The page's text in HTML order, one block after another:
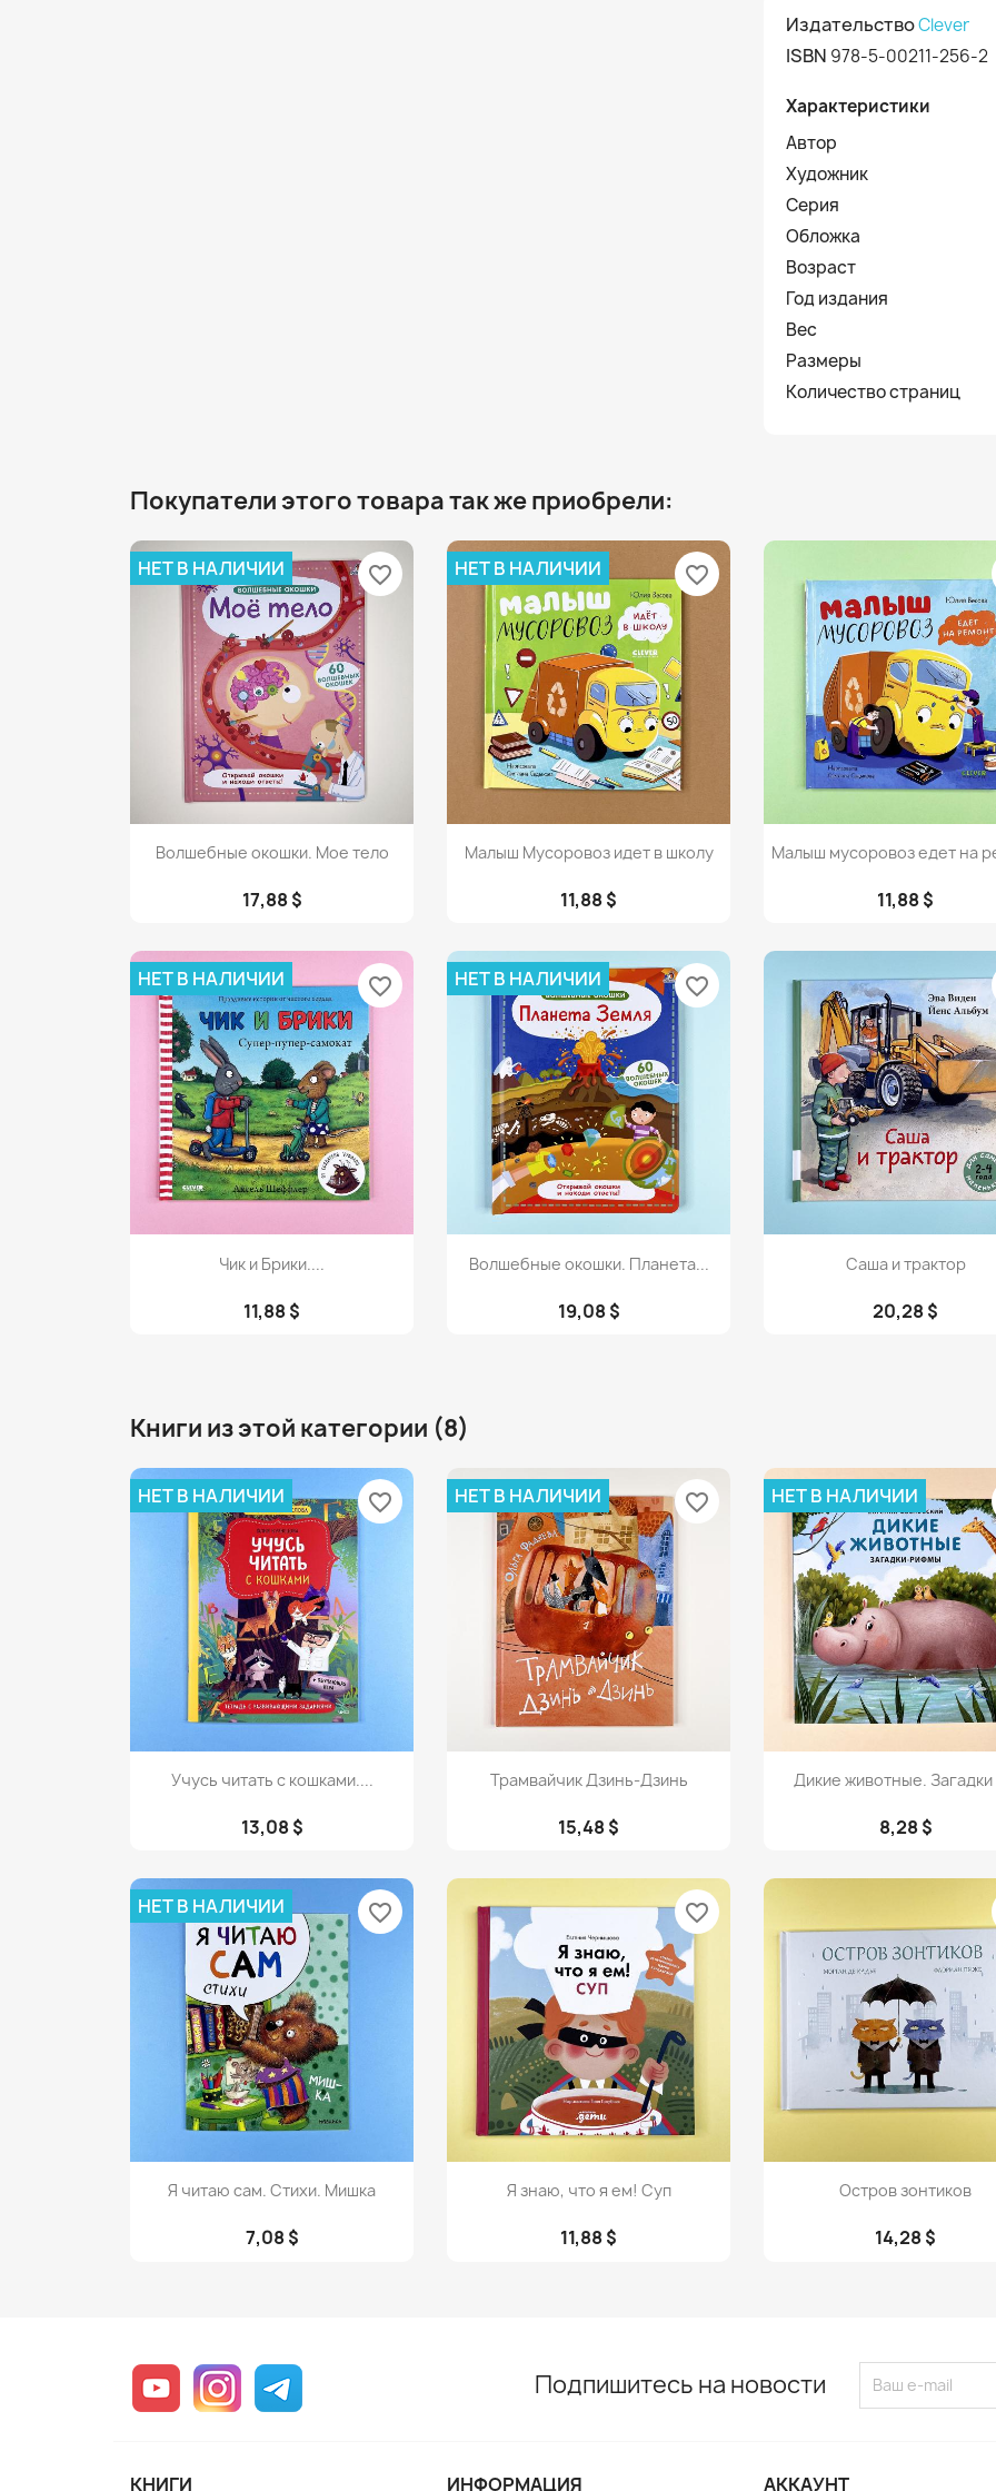
ИздательствоClever
ISBN 978-5-00211-256-2
Характеристики
Автор
Художник
Серия
Обложка
Возраст
Год издания
Вес
Размеры
Количество страниц
Покупатели этого товара так же приобрели:
Просмотр
Волшебные окошки. Мое тело
17,88 $
НЕТ В НАЛИЧИИ favorite_border
Просмотр
Малыш Мусоровоз идет в школу
11,88 $
НЕТ В НАЛИЧИИ favorite_border
Просмотр
Малыш мусоровоз едет на
11,88 $
Просмотр
Чик и Брики....
11,88 $
НЕТ В НАЛИЧИИ favorite_border
Просмотр
Волшебные окошки. Планета...
19,08 $
НЕТ В НАЛИЧИИ favorite_border
Просмотр
Саша и трактор
20,28 $
Книги из этой категории (8)
Просмотр
Учусь читать с кошками....
13,08 $
НЕТ В НАЛИЧИИ favorite_border
Просмотр
Трамвайчик Дзинь-Дзинь
15,48 $
НЕТ В НАЛИЧИИ favorite_border
Просмотр
Дикие животные. Загадки
8,28 $
НЕТ В НАЛИЧИИ
Просмотр
Я читаю сам. Стихи. Мишка
7,08 $
НЕТ В НАЛИЧИИ favorite_border
Просмотр
Я знаю, что я ем! Суп
11,88 $
favorite_border
Просмотр
Остров зонтиков
14,28 $
YouTube Instagram Подпишитесь на новости
КНИГИ ИНФОРМАЦИЯ АККАУНТ